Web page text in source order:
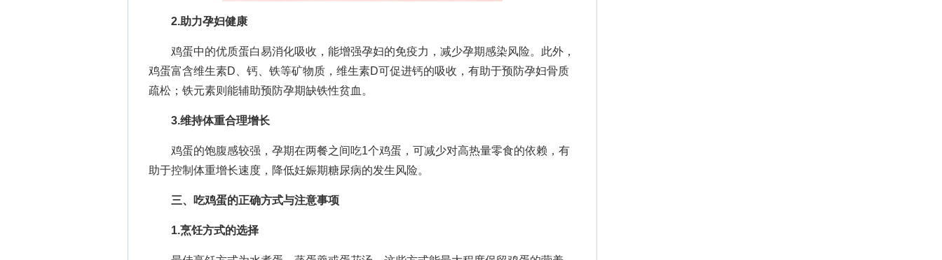
2.助力孕妇健康
鸡蛋中的优质蛋白易消化吸收，能增强孕妇的免疫力，减少孕期感染风险。此外，
鸡蛋富含维生素D、钙、铁等矿物质，维生素D可促进钙的吸收，有助于预防孕妇骨质
疏松；铁元素则能辅助预防孕期缺铁性贫血。
3.维持体重合理增长
鸡蛋的饱腹感较强，孕期在两餐之间吃1个鸡蛋，可减少对高热量零食的依赖，有
助于控制体重增长速度，降低妊娠期糖尿病的发生风险。
三、吃鸡蛋的正确方式与注意事项
1.烹饪方式的选择